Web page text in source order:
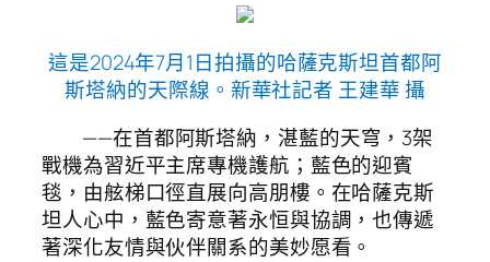
這是2024年7月1日拍攝的哈薩克斯坦首都阿
斯塔納的天際線。新華社記者 王建華 攝
——在首都阿斯塔納，湛藍的天穹，3架
戰機為習近平主席專機護航；藍色的迎賓
毯，由舷梯口徑直展向高朋樓。在哈薩克斯
坦人心中，藍色寄意著永恒與協調，也傳遞
著深化友情與伙伴關系的美妙愿看。